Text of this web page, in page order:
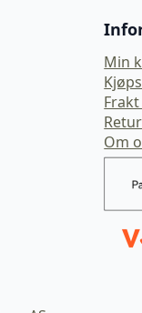
Min
Om